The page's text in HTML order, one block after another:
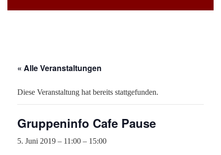
« Alle Veranstaltungen
Diese Veranstaltung hat bereits stattgefunden.
Gruppeninfo Cafe Pause
5. Juni 2019 – 11:00 – 15:00